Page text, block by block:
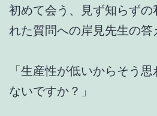
初めて会う、見ず知らずの
れた質問への岸見先生の答
「生産性が低いからそう
ないですか？」